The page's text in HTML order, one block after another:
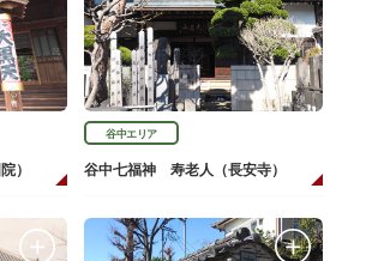
）
谷中エリア
谷中七福神 寿老人（長安寺）